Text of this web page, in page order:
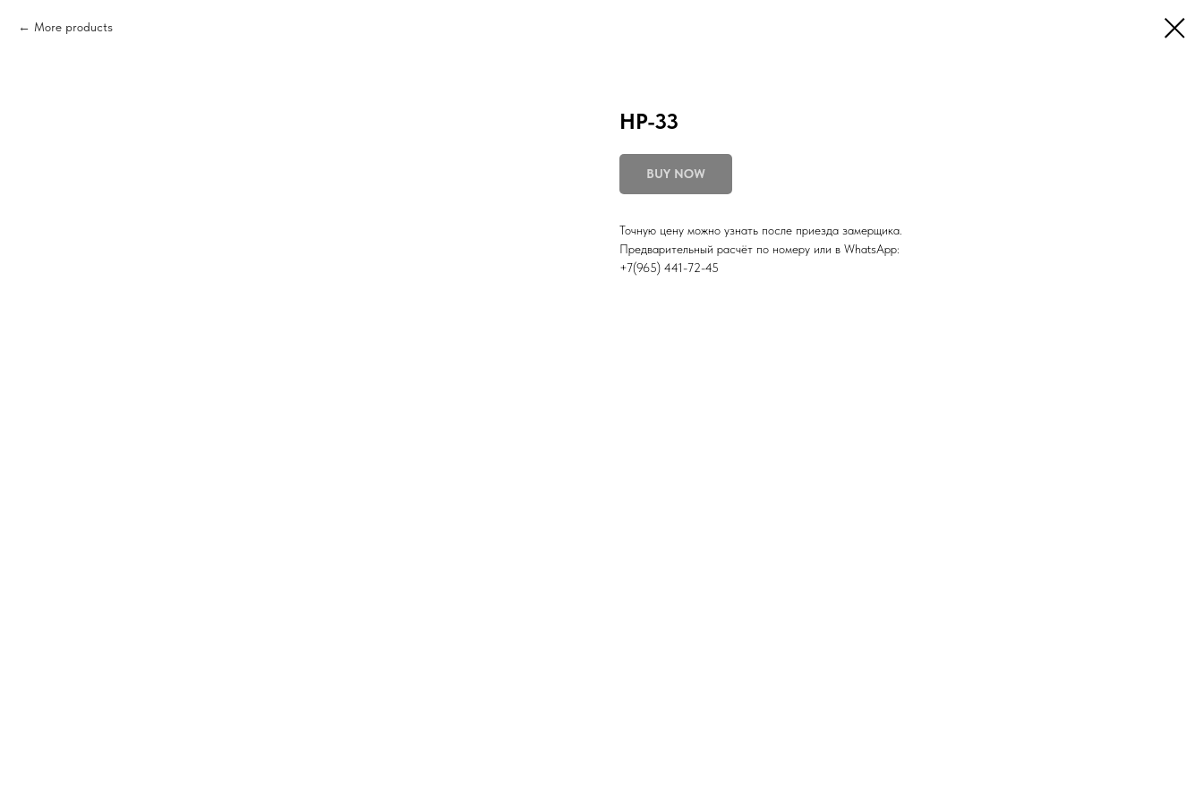
More products
НР-33
BUY NOW
Точную цену можно узнать после приезда замерщика.
Предварительный расчёт по номеру или в WhatsApp:
+7(965) 441-72-45